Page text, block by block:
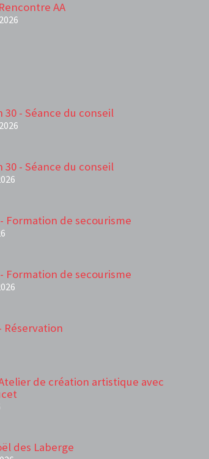
AA
30 - Séance du conseil
30 - Séance du conseil
- Formation de secourisme
- Formation de secourisme
Réservation
de création artistique avec
des Laberge